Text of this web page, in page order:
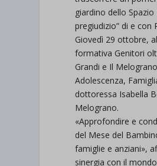
giardino dello
pregiudizio” di e con
Giovedì 29 ottobre,
formativa Genitori
Grandi e Il
Adolescenza,
dottoressa Isabella
Melograno.
«Approfondire e
del Mese del
famiglie e anziani»,
sinergia con il